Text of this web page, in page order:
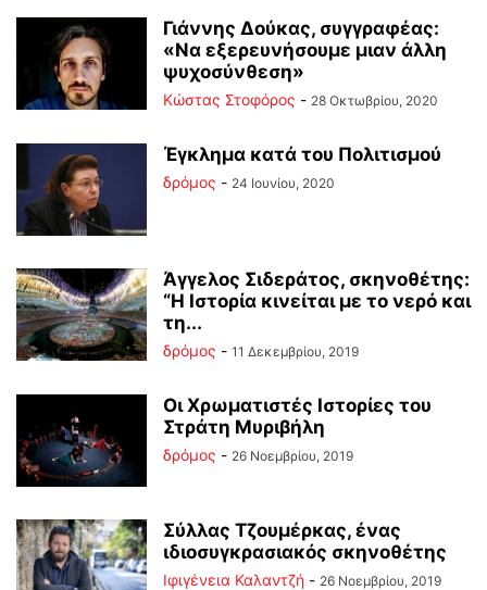
Γιάννης Δούκας, συγγραφέας:
«Να εξερευνήσουμε μιαν άλλη
ψυχοσύνθεση»
Κώστας Στοφόρος - 28 Οκτωβρίου, 2020
Έγκλημα κατά του Πολιτισμού
δρόμος - 24 Ιουνίου, 2020
Άγγελος Σιδεράτος, σκηνοθέτης:
“Η Ιστορία κινείται με το νερό και
τη...
δρόμος - 11 Δεκεμβρίου, 2019
Οι Χρωματιστές Ιστορίες του
Στράτη Μυριβήλη
δρόμος - 26 Νοεμβρίου, 2019
Σύλλας Τζουμέρκας, ένας
ιδιοσυγκρασιακός σκηνοθέτης
Ιφιγένεια Καλαντζή - 26 Νοεμβρίου, 2019